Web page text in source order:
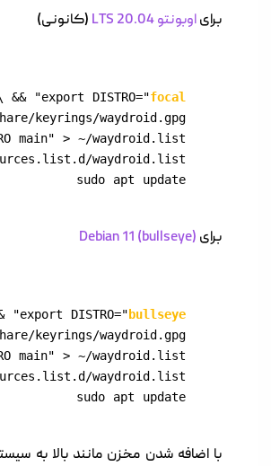
برایاوبونتو 20.04 LTS (کانونی)
export DISTRO="focal
sudo apt update
برای Debian 11 (bullseye)
export DISTRO=" bullseye
sudo apt update
با اضافه شدن مخزن مانند بالا به